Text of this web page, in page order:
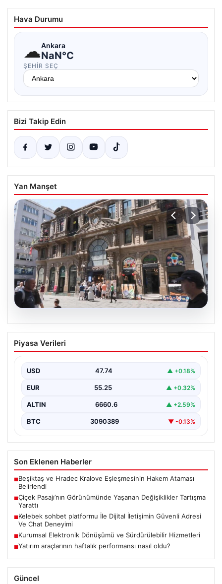
Hava Durumu
☁Ankara
NaN°C
ŞEHIR SEÇ
Bizi Takip Edin
Yan Manşet
08.08.2026
Çiçek Pasajı’nın Görünümünde Yaşanan
Değişiklikler Tartışma Yarattı
Çiçek Pasajı, son dönemde giriş cephesine
yerleştirilen…
Piyasa Verileri
USD 47.74 ▲ +0.18%
EUR 55.25 ▲ +0.32%
ALTIN 6660.6 ▲ +2.59%
BTC 3090389 ▼ -0.13%
Son Eklenen Haberler
■Beşiktaş ve Hradec Kralove Eşleşmesinin Hakem Ataması
Belirlendi
■Çiçek Pasajı’nın Görünümünde Yaşanan Değişiklikler Tartışma
Yarattı
■Kelebek sohbet platformu İle Dijital İletişimin Güvenli Adresi
Ve Chat Deneyimi
■Kurumsal Elektronik Dönüşümü ve Sürdürülebilir Hizmetleri
■Yatırım araçlarının haftalık performansı nasıl oldu?
Güncel